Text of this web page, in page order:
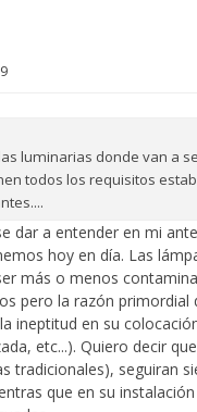
luminarias donde van a
todos los requisitos
dar a entender en mi
hoy en día. Las
más o menos
pero la razón primordial
ineptitud en su
etc...). Quiero decir
tradicionales), seguiran
que en su